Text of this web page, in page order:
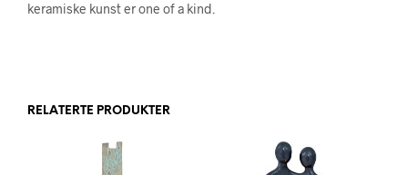
keramiske kunst er one of a kind.
RELATERTE PRODUKTER